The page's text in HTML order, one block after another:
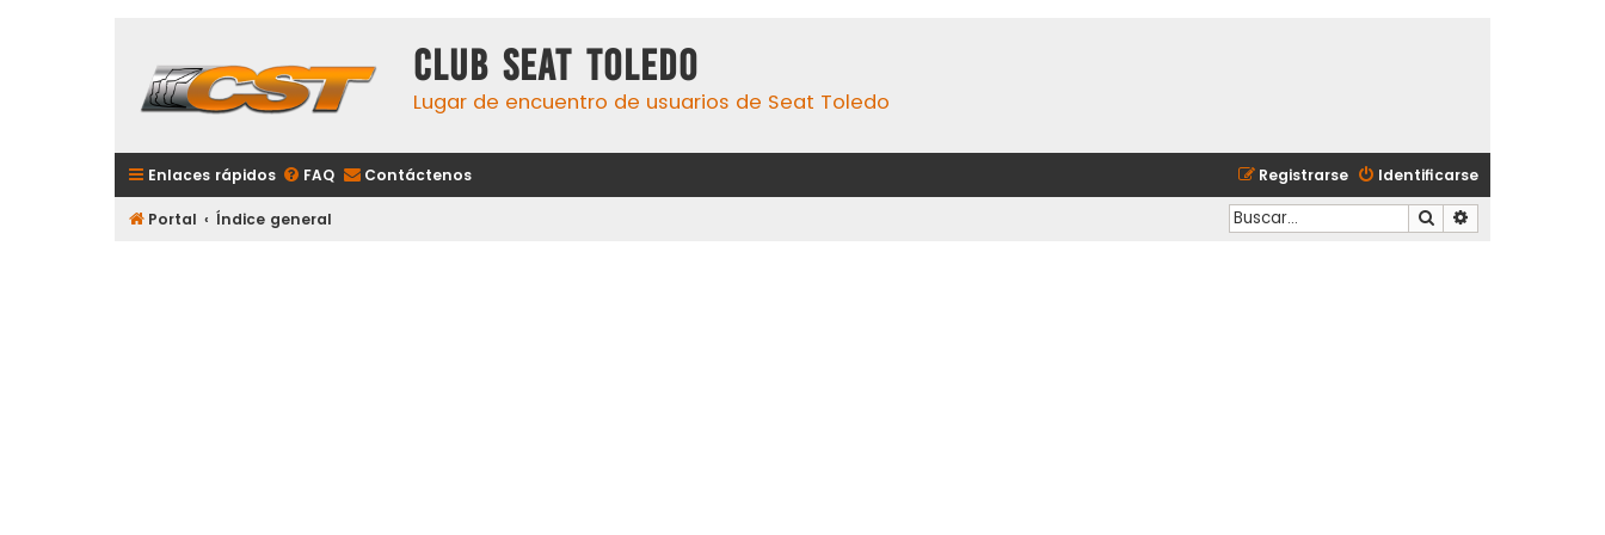
Club Seat Toledo
Lugar de encuentro de usuarios de Seat Toledo
Enlaces rápidos FAQ Contáctenos Identificarse
Registrarse
Portal Índice general Buscar